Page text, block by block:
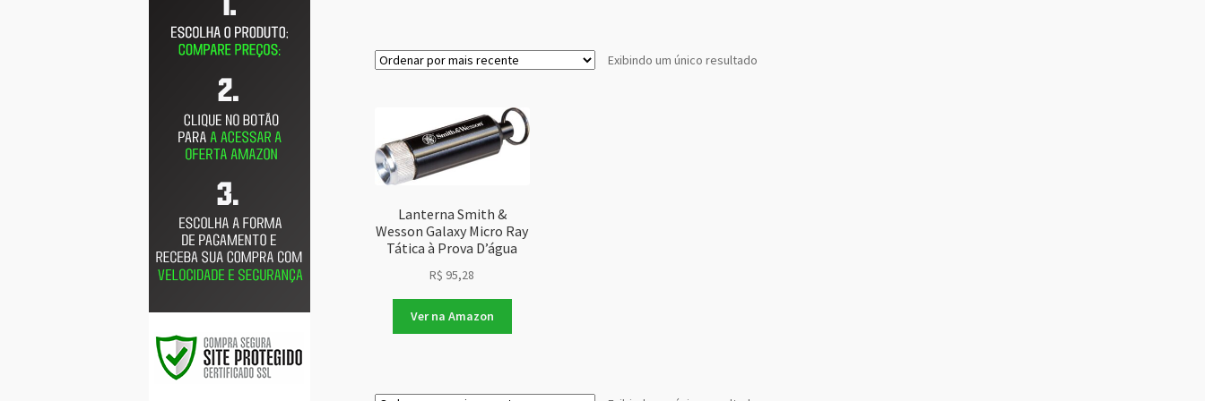
Exibindo um único resultado
Lanterna Smith &
Wesson Galaxy Micro Ray
Tática à Prova D’água
R$ 95,28
Ver na Amazon